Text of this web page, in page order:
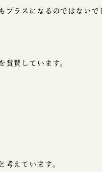
ラスになるのではないで
賛しています。
えています。